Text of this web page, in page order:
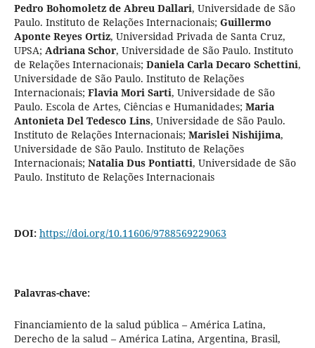
Pedro Bohomoletz de Abreu Dallari, Universidade de São
Paulo. Instituto de Relações Internacionais; Guillermo
Aponte Reyes Ortiz, Universidad Privada de Santa Cruz,
UPSA; Adriana Schor, Universidade de São Paulo. Instituto
de Relações Internacionais; Daniela Carla Decaro Schettini,
Universidade de São Paulo. Instituto de Relações
Internacionais; Flavia Mori Sarti, Universidade de São
Paulo. Escola de Artes, Ciências e Humanidades; Maria
Antonieta Del Tedesco Lins, Universidade de São Paulo.
Instituto de Relações Internacionais; Marislei Nishijima,
Universidade de São Paulo. Instituto de Relações
Internacionais; Natalia Dus Pontiatti, Universidade de São
Paulo. Instituto de Relações Internacionais
DOI: https://doi.org/10.11606/9788569229063
Palavras-chave:
Financiamiento de la salud pública – América Latina,
Derecho de la salud – América Latina, Argentina, Brasil,